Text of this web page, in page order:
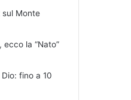
sul Monte
la “Nato”
fino a 10